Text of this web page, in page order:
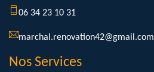
06 34 23 10 31
marchal.renovation42@gmail.com
Nos Services